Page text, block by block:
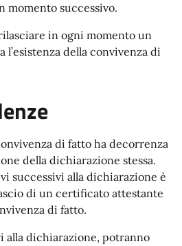
momento successivo.
in ogni momento un
della convivenza di
di fatto ha decorrenza
della dichiarazione stessa.
successivi alla dichiarazione è
di un certificato attestante
di fatto.
alla dichiarazione, potranno